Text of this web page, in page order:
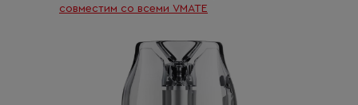
совместим со всеми VMATE